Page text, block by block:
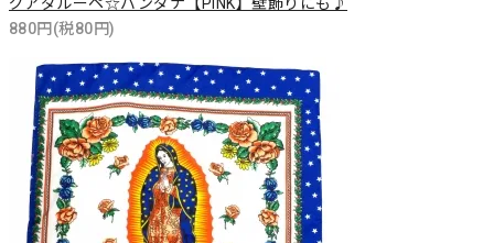
880円(税80円)